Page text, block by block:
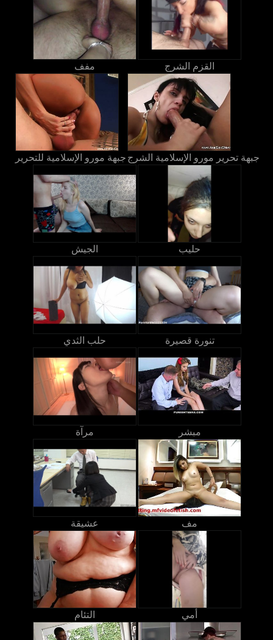
مفف القزم الشرج
جبهة مورو الإسلامية للتحرير جبهة تحرير مورو الإسلامية الشرج
الجيش حليب
حلب الثدي تنورة قصيرة
مرآة مبشر
عشيقة مف
التئام أمي